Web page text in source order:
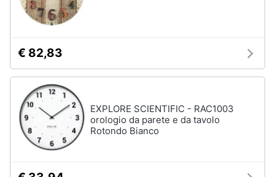
Piscine
Casette
legno
Gazebo
Vedi
tutti
Lavanderia
€ 82,83
EXPLORE SCIENTIFIC - RAC1003
orologio da parete e da tavolo
Rotondo Bianco